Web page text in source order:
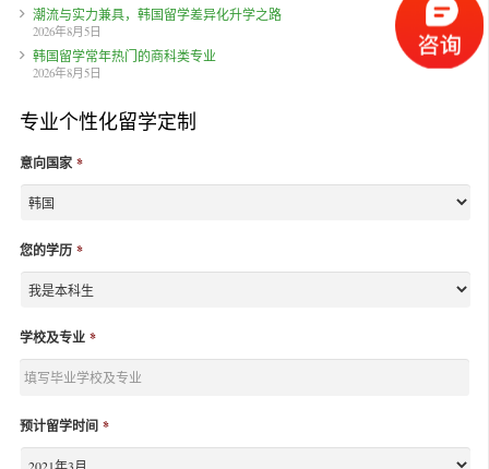
潮流与实力兼具，韩国留学差异化升学之路
2026年8月5日
韩国留学常年热门的商科类专业
2026年8月5日
专业个性化留学定制
意向国家 *
您的学历 *
学校及专业 *
预计留学时间 *